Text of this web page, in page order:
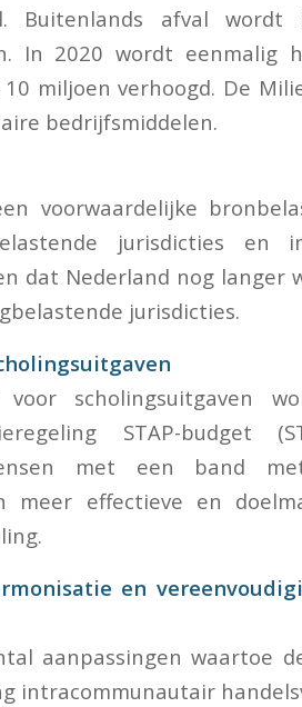
Buitenlands afval
In 2020 wordt eenmalig
miljoen verhoogd. De
bedrijfsmiddelen.
voorwaardelijke
jurisdicties en
dat Nederland nog
jurisdicties.
scholingsuitgaven
STAP-budget
met een band
meer effectieve en
en
aanpassingen waartoe
intracommunautair